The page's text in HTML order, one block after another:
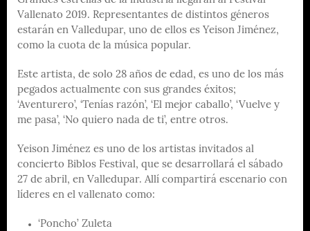
Vallenato 2019. Representantes de distintos géneros
estarán en Valledupar, uno de ellos es Yeison Jiménez,
como la cuota de la música popular.
Este artista, de solo 28 años de edad, es uno de los más
pegados actualmente con sus grandes éxitos;
‘Aventurero’, ‘Tenías razón’, ‘El mejor caballo’, ‘Vuelve y
me pasa’, ‘No quiero nada de ti’, entre otros.
Yeison Jiménez es uno de los artistas invitados al
concierto Biblos Festival, que se desarrollará el sábado
27 de abril, en Valledupar. Allí compartirá escenario con
líderes en el vallenato como:
‘Poncho’ Zuleta